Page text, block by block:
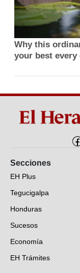
Why this
your best every
Secciones
EH Plus
Tegucigalpa
Honduras
Sucesos
Economía
EH Trámites